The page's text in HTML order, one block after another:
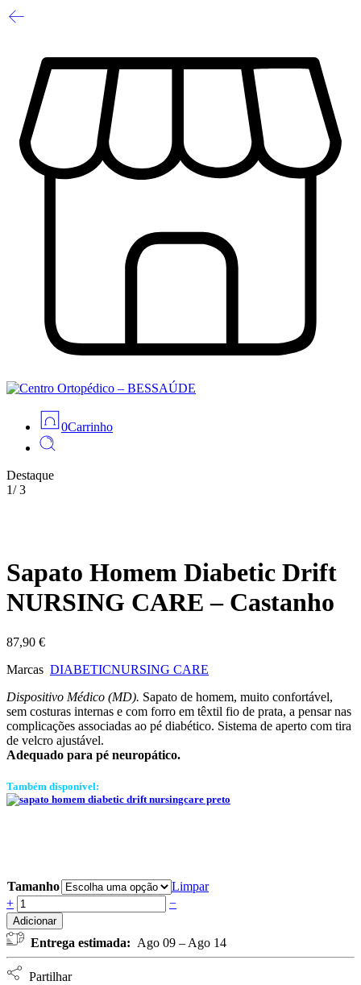
0Carrinho
Destaque
1/3
Sapato Homem Diabetic Drift
NURSING CARE – Castanho
87,90 €
Marcas DIABETICNURSING CARE
Dispositivo Médico (MD). Sapato de homem, muito confortável,
sem costuras internas e com forro em têxtil fio de prata, a pensar nas
complicações associadas ao pé diabético. Sistema de aperto com tira
de velcro ajustável.
Adequado para pé neuropático.
Também disponível:
Tamanho
Limpar
Sapato
Homem
Diabetic
Drift
NURSING
CARE
+ −
Adicionar
Entrega estimada: Ago 09 – Ago 14
Partilhar